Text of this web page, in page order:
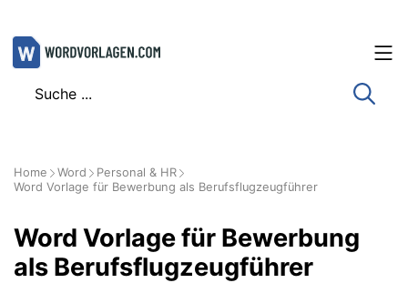
Zum
Inhalt
Home Word
Personal & HR
Word Vorlage für Bewerbung als Berufsflugzeugführer
Word Vorlage für Bewerbung
als Berufsflugzeugführer